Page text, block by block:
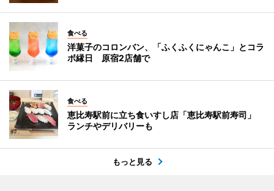
食べる
洋菓子のコロンバン、「ふくふくにゃんこ」とコラ
ボ縁日 原宿2店舗で
食べる
恵比寿駅前に立ち食いすし店「恵比寿駅前寿司」
ランチやデリバリーも
もっと見る